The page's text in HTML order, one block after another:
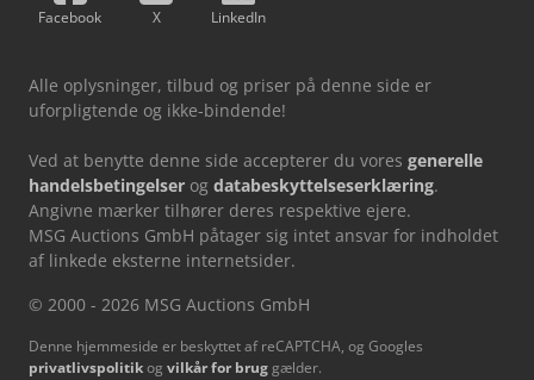
Facebook X LinkedIn
Alle oplysninger, tilbud og priser på denne side er
uforpligtende og ikke-bindende!
Ved at benytte denne side accepterer du vores generelle
handelsbetingelser og databeskyttelseserklæring.
Angivne mærker tilhører deres respektive ejere.
MSG Auctions GmbH påtager sig intet ansvar for indholdet
af linkede eksterne internetsider.
© 2000 - 2026 MSG Auctions GmbH
Denne hjemmeside er beskyttet af reCAPTCHA, og Googles
privatlivspolitikog vilkår for brug gælder.